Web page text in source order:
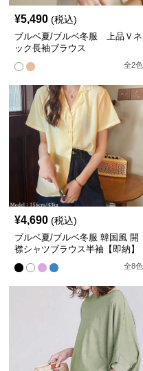
¥5,490 (税込)
ブルベ夏/ブルベ冬服 上品Ｖネ
ック長袖ブラウス
全2色
¥4,690 (税込)
ブルベ夏/ブルベ冬服 韓国風 開
襟シャツブラウス半袖【即納】
全8色